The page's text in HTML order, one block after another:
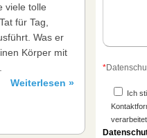
viele tolle
für Tag,
Was er
Körper mit
Weiterlesen »
*
Ich